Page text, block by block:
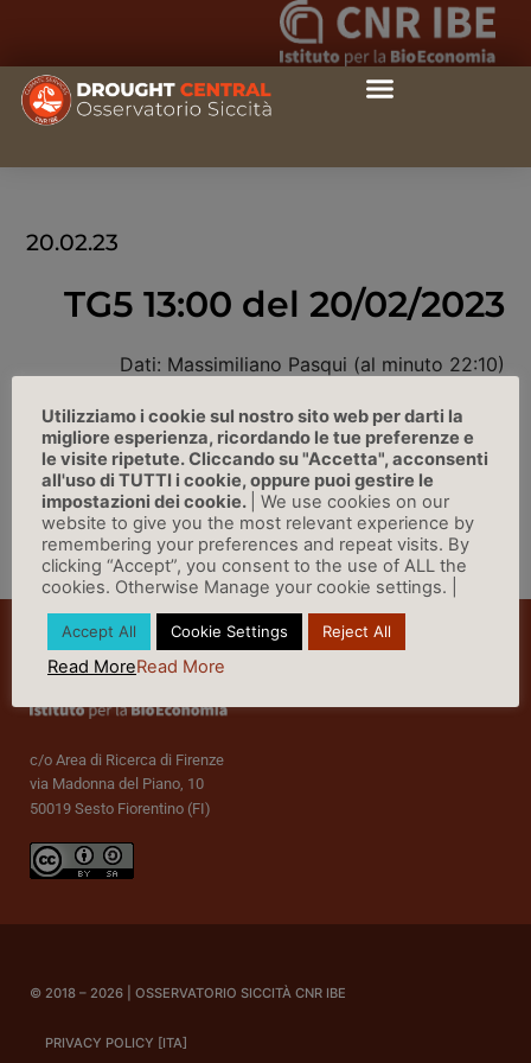
20.02.23
TG5 13:00 del 20/02/2023
Dati: Massimiliano Pasqui (al minuto 22:10)
LINK
Vai a Rassegna Stampa »
c/o Area di Ricerca di Firenze
via Madonna del Piano, 10
50019 Sesto Fiorentino (FI)
© 2018 – 2026 | OSSERVATORIO SICCITÀ CNR IBE
PRIVACY POLICY [ITA]
Utilizziamo i cookie sul nostro sito web per darti la
migliore esperienza, ricordando le tue preferenze e
le visite ripetute. Cliccando su "Accetta", acconsenti
all'uso di TUTTI i cookie, oppure puoi gestire le
impostazioni dei cookie.
| We use cookies on our
website to give you the most relevant experience by
remembering your preferences and repeat visits. By
clicking “Accept”, you consent to the use of ALL the
cookies. Otherwise Manage your cookie settings. |
Accept All Cookie Settings Reject All
Read MoreRead More